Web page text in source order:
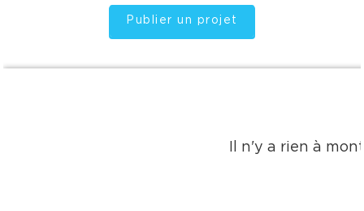
Publier un projet
Il n'y a rien à